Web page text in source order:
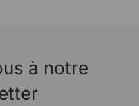
à notre